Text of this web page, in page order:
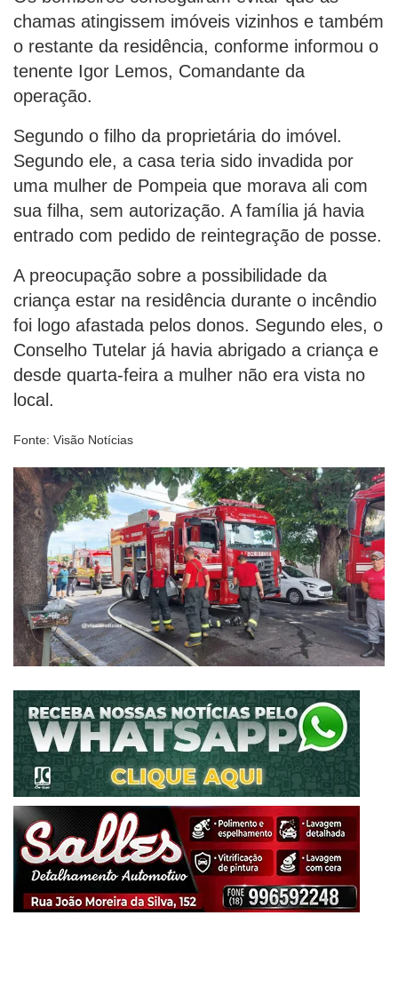
chamas atingissem imóveis vizinhos e também
o restante da residência, conforme informou o
tenente Igor Lemos, Comandante da
operação.
Segundo o filho da proprietária do imóvel.
Segundo ele, a casa teria sido invadida por
uma mulher de Pompeia que morava ali com
sua filha, sem autorização. A família já havia
entrado com pedido de reintegração de posse.
A preocupação sobre a possibilidade da
criança estar na residência durante o incêndio
foi logo afastada pelos donos. Segundo eles, o
Conselho Tutelar já havia abrigado a criança e
desde quarta-feira a mulher não era vista no
local.
Fonte: Visão Notícias